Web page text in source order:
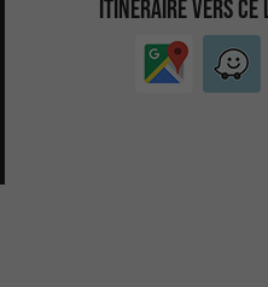
ITINÉRAIRE VERS CE